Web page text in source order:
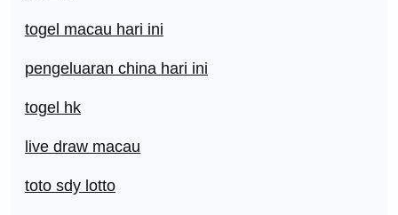
togel macau hari ini
pengeluaran china hari ini
togel hk
live draw macau
toto sdy lotto